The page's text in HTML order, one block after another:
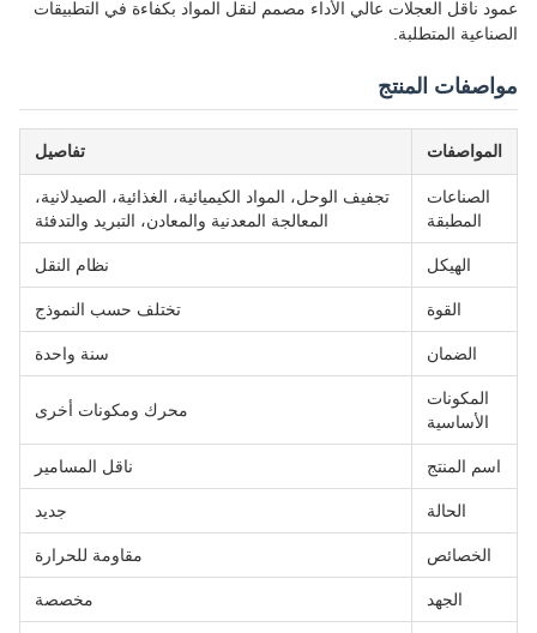
عمود ناقل العجلات عالي الأداء مصمم لنقل المواد بكفاءة في التطبيقات
الصناعية المتطلبة.
مواصفات المنتج
المواصفات تفاصيل
الصناعات
المطبقة
تجفيف الوحل، المواد الكيميائية، الغذائية، الصيدلانية،
المعالجة المعدنية والمعادن، التبريد والتدفئة
الهيكل نظام النقل
القوة تختلف حسب النموذج
الضمان سنة واحدة
المكونات
الأساسية
محرك ومكونات أخرى
اسم المنتج ناقل المسامير
الحالة جديد
الخصائص مقاومة للحرارة
الجهد مخصصة